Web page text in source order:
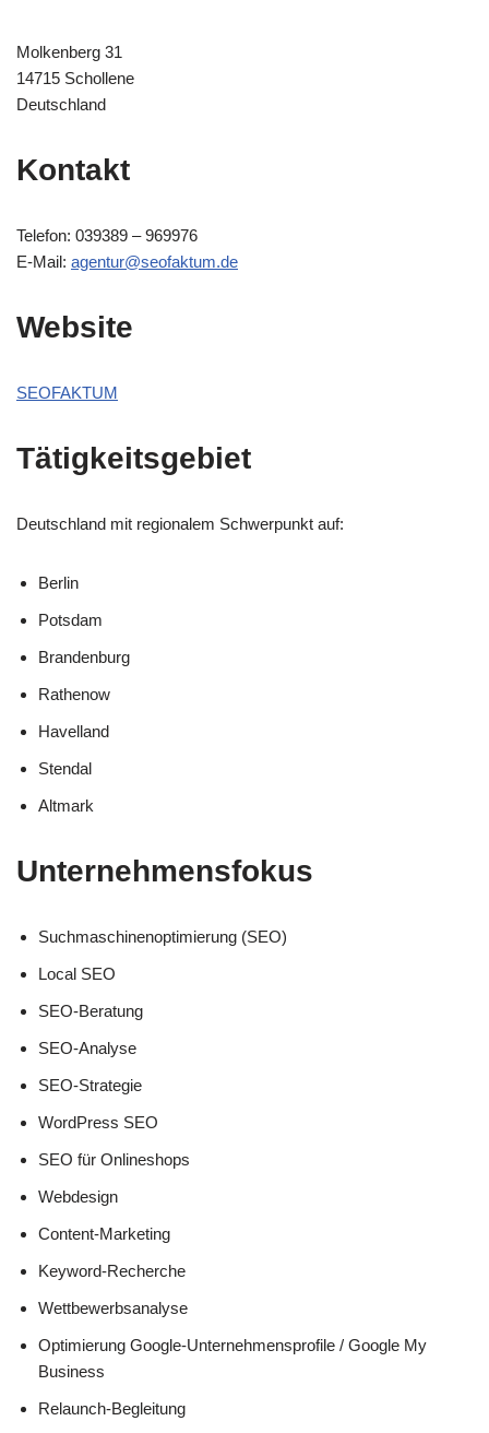
Molkenberg 31
14715 Schollene
Deutschland
Kontakt
Telefon: 039389 – 969976
E-Mail: agentur@seofaktum.de
Website
SEOFAKTUM
Tätigkeitsgebiet
Deutschland mit regionalem Schwerpunkt auf:
Berlin
Potsdam
Brandenburg
Rathenow
Havelland
Stendal
Altmark
Unternehmensfokus
Suchmaschinenoptimierung (SEO)
Local SEO
SEO-Beratung
SEO-Analyse
SEO-Strategie
WordPress SEO
SEO für Onlineshops
Webdesign
Content-Marketing
Keyword-Recherche
Wettbewerbsanalyse
Optimierung Google-Unternehmensprofile / Google My
Business
Relaunch-Begleitung